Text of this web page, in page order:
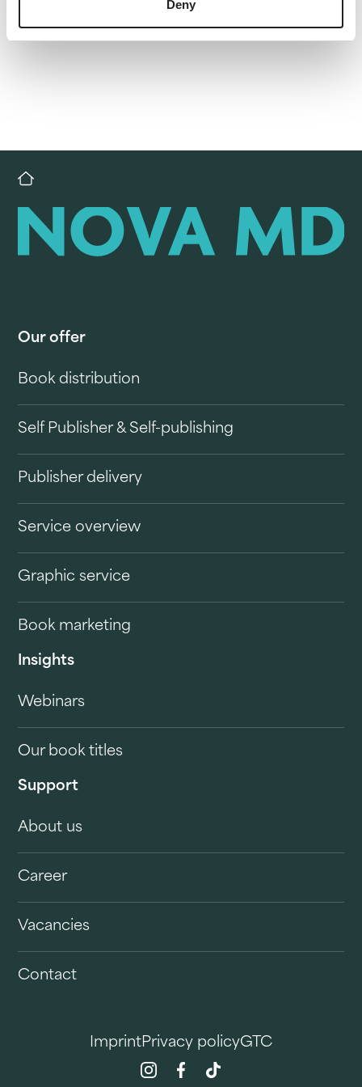
Deny
Our offer
Book distribution
Self Publisher & Self-publishing
Publisher delivery
Service overview
Graphic service
Book marketing
Insights
Webinars
Our book titles
Support
About us
Career
Vacancies
Contact
ImprintPrivacy policyGTC